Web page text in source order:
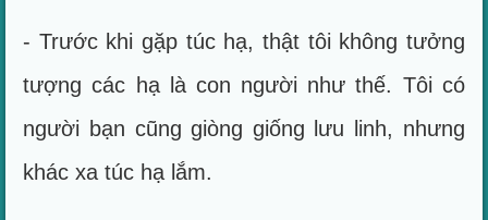
- Trước khi gặp túc hạ, thật tôi không tưởng
tượng các hạ là con người như thế. Tôi có
người bạn cũng giòng giống lưu linh, nhưng
khác xa túc hạ lắm.